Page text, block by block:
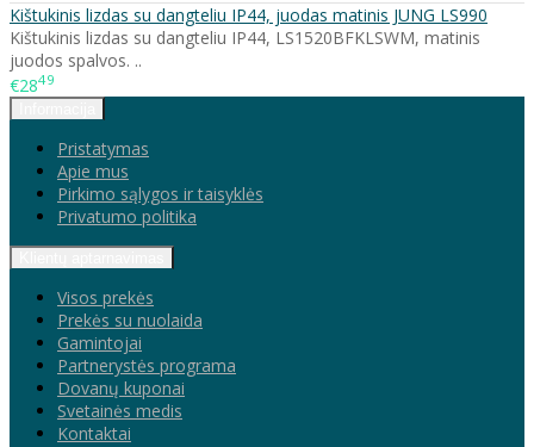
Kištukinis lizdas su dangteliu IP44, juodas matinis JUNG LS990
Kištukinis lizdas su dangteliu IP44, LS1520BFKLSWM, matinis
juodos spalvos. ..
€2849
Pristatymas
Apie mus
Pirkimo sąlygos ir taisyklės
Privatumo politika
Visos prekės
Prekės su nuolaida
Gamintojai
Partnerystės programa
Dovanų kuponai
Svetainės medis
Kontaktai